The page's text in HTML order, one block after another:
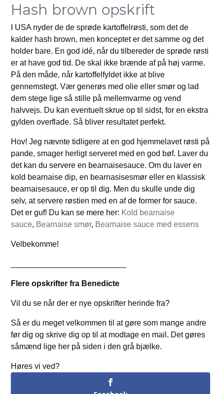
Hash brown opskrift
I USA nyder de de sprøde kartoffelrøsti, som det de
kalder hash brown, men konceptet er det samme og det
holder bare. En god idé, når du tilbereder de sprøde røsti
er at have god tid. De skal ikke brænde af på høj varme.
På den måde, når kartoffelfyldet ikke at blive
gennemstegt. Vær generøs med olie eller smør og lad
dem stege lige så stille på mellemvarme og vend
halvvejs. Du kan eventuelt skrue op til sidst, for en ekstra
gylden overflade. Så bliver resultatet perfekt.
Hov! Jeg nævnte tidligere at en god hjemmelavet røsti på
pande, smager herligt serveret med en god bøf. Laver du
det kan du servere en bearnaisesauce. Om du laver en
kold bearnaise dip, en bearnasisesmør eller en klassisk
bearnaisesauce, er op til dig. Men du skulle unde dig
selv, at servere røstien med en af de former for sauce.
Det er guf! Du kan se mere her: Kold bearnaise
sauce, Bearnaise smør, Bearnaise sauce med essens
Velbekomme!
Flere opskrifter fra Benedicte
Vil du se når der er nye opskrifter herinde fra?
Så er du meget velkommen til at gøre som mange andre
før dig og skrive dig op til at modtage en mail. Det gøres
såmænd lige her på siden i den grå bjælke.
Høres vi ved?